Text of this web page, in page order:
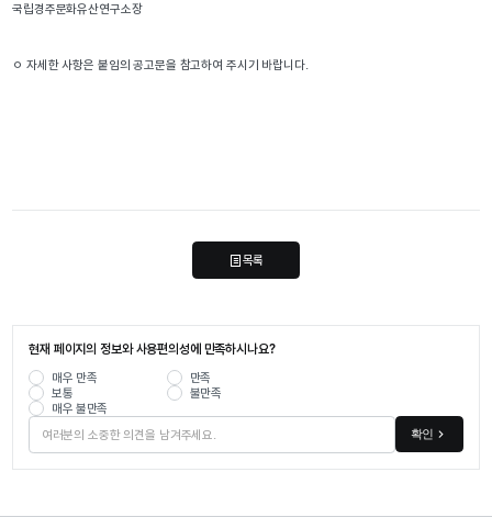
국립경주문화유산연구소장
ㅇ 자세한 사항은 붙임의 공고문을 참고하여 주시기 바랍니다.
목록
현재 페이지의 정보와 사용편의성에 만족하시나요?
매우 만족
만족
보통
불만족
매우 불만족
확인